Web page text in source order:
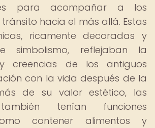
para acompañar a los
hacia el más allá. Estas
ricamente decoradas y
simbolismo, reflejaban la
y creencias de los antiguos
con la vida después de la
de su valor estético, las
tenían funciones
contener alimentos y